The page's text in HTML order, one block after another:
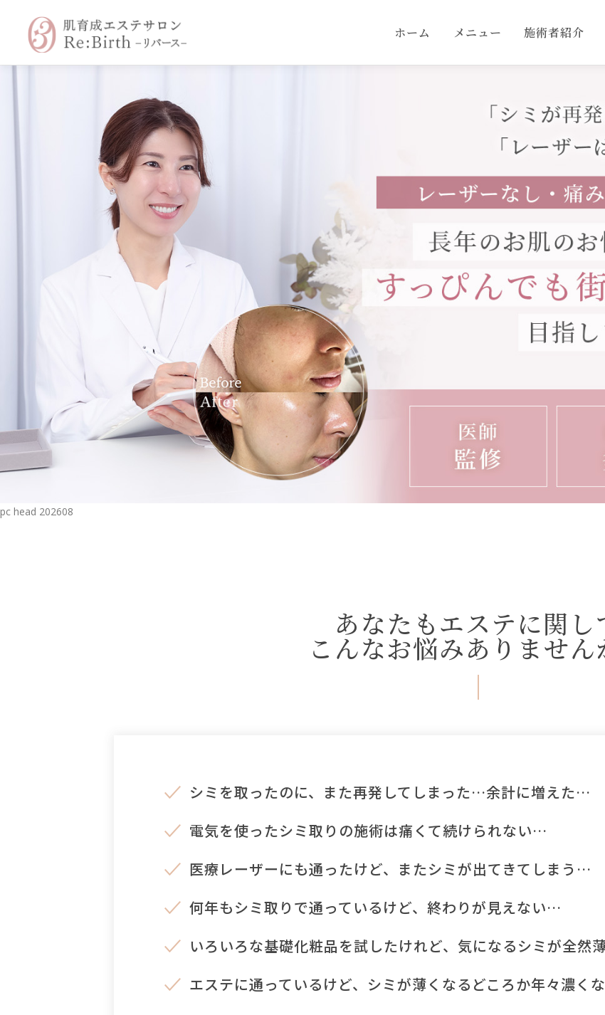
ス
ホーム メニュー 施術者紹介
pc head 202608
あなたもエステに関し
こんなお悩みありません
シミを取ったのに、また再発してしまった…余計に増えた…
電気を使ったシミ取りの施術は痛くて続けられない…
医療レーザーにも通ったけど、またシミが出てきてしまう…
何年もシミ取りで通っているけど、終わりが見えない…
いろいろな基礎化粧品を試したけれど、気になるシミが全然
エステに通っているけど、シミが薄くなるどころか年々濃く